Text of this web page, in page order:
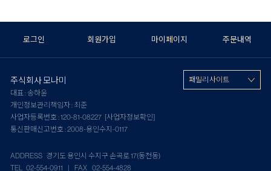
로그인 회원가입 마이페이지 주문내역
주식회사 모나미
대표 : 송하윤
개인정보관리책임자 : 최준
사업자등록번호 : 120-81-08227 [사업자정보확인]
통신판매신고번호 : 2008-용인수지-0117
ADDRESS 경기도 용인시 수지구 손곡로 17(동천동)
TEL 02-554-0911 | FAX 02-554-4828
패밀리 사이트